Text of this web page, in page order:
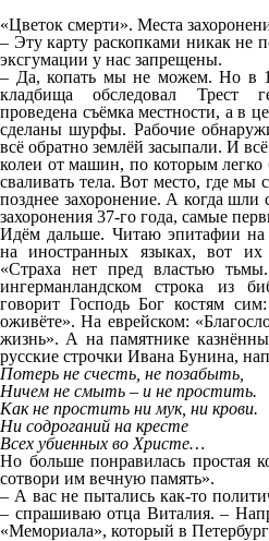
«Цветок смерти». Места
– Эту карту раскопками никак не
эксгумации у нас запрещены.
– Да, копать мы не можем. Но в
кладбища обследовал Трест
проведена съёмка местности, а в
сделаны шурфы. Рабочие
всё обратно землёй засыпали. И
колеи от машин, по которым легко
сваливать тела. Вот место, где мы
позднее захоронение. А когда
захоронения 37-го года, самые
Идём дальше. Читаю эпитафии
на иностранных языках, вот
«Страха нет пред властью
ингерманландском строка из
говорит Господь Бог костям
оживёте». На еврейском:
жизнь». А на памятнике
русские строчки Ивана Бунина,
Потерь не счесть, не позабыть,
Ничем не смыть – и не простить.
Как не простить ни мук, ни крови.
Ни содроганий на кресте
Всех убиенных во Христе…
Но больше понравилась простая
сотвори им вечную память».
– А вас не пытались как-то
– спрашиваю отца Виталия. –
«Мемориала», который в